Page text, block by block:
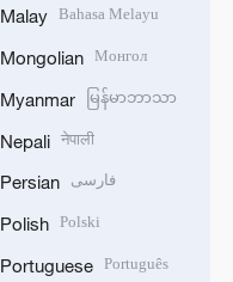
Malay Bahasa Melayu
Mongolian Монгол
Myanmar မြန်မာဘာသာ
Nepali नेपाली
Persian فارسی
Polish Polski
Portuguese Português